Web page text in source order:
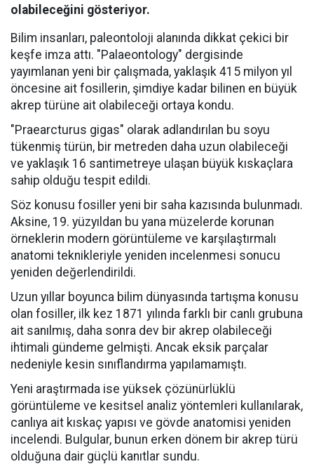
olabileceğini gösteriyor.
Bilim insanları, paleontoloji alanında dikkat çekici bir
keşfe imza attı. "Palaeontology" dergisinde
yayımlanan yeni bir çalışmada, yaklaşık 415 milyon yıl
öncesine ait fosillerin, şimdiye kadar bilinen en büyük
akrep türüne ait olabileceği ortaya kondu.
"Praearcturus gigas" olarak adlandırılan bu soyu
tükenmiş türün, bir metreden daha uzun olabileceği
ve yaklaşık 16 santimetreye ulaşan büyük kıskaçlara
sahip olduğu tespit edildi.
Söz konusu fosiller yeni bir saha kazısında bulunmadı.
Aksine, 19. yüzyıldan bu yana müzelerde korunan
örneklerin modern görüntüleme ve karşılaştırmalı
anatomi teknikleriyle yeniden incelenmesi sonucu
yeniden değerlendirildi.
Uzun yıllar boyunca bilim dünyasında tartışma konusu
olan fosiller, ilk kez 1871 yılında farklı bir canlı grubuna
ait sanılmış, daha sonra dev bir akrep olabileceği
ihtimali gündeme gelmişti. Ancak eksik parçalar
nedeniyle kesin sınıflandırma yapılamamıştı.
Yeni araştırmada ise yüksek çözünürlüklü
görüntüleme ve kesitsel analiz yöntemleri kullanılarak,
canlıya ait kıskaç yapısı ve gövde anatomisi yeniden
incelendi. Bulgular, bunun erken dönem bir akrep türü
olduğuna dair güçlü kanıtlar sundu.